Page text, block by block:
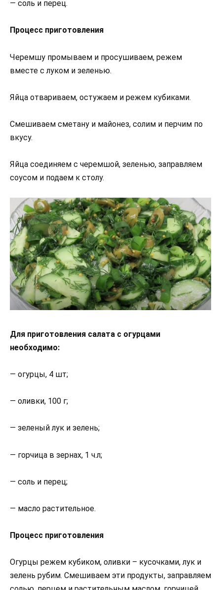
— соль и перец.
Процесс приготовления
Черемшу промываем и просушиваем, режем
вместе с луком и зеленью.
Яйца отвариваем, остужаем и режем кубиками.
Смешиваем сметану и майонез, солим и перчим по
вкусу.
Яйца соединяем с черемшой, зеленью, заправляем
соусом и подаем к столу.
Для приготовления салата с огурцами
необходимо:
— огурцы, 4 шт;
— оливки, 100 г;
— зеленый лук и зелень;
— горчица в зернах, 1 ч.л;
— соль и перец;
— масло растительное.
Процесс приготовления
Огурцы режем кубиком, оливки – кусочками, лук и
зелень рубим. Смешиваем эти продукты, заправляем